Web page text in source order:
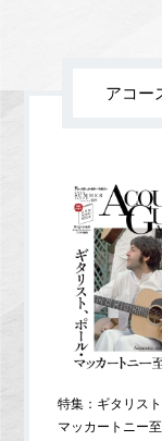
アコー
特集：ギタリス
マッカートニー